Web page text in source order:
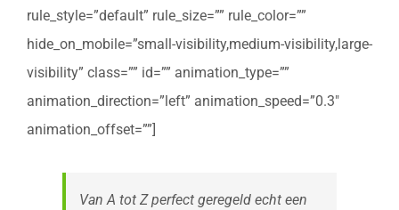
rule_style=”default” rule_size=”” rule_color=””
hide_on_mobile=”small-visibility,medium-visibility,large-
visibility” class=”” id=”” animation_type=””
animation_direction=”left” animation_speed=”0.3″
animation_offset=””]
Van A tot Z perfect geregeld echt een